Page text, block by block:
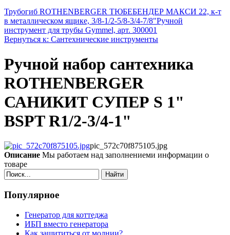
Трубогиб ROTHENBERGER ТЮБЕБЕНДЕР МАКСИ 22, к-т
в металлическом ящике, 3/8-1/2-5/8-3/4-7/8"Ручной
инструмент для трубы Gymmel, арт. 300001
Вернуться к: Сантехнические инструменты
Ручной набор сантехника
ROTHENBERGER
САНИКИТ СУПЕР S 1"
BSPT R1/2-3/4-1"
pic_572c70f875105.jpg
Описание Мы работаем над заполнениеми информации о
товаре
Найти
Популярное
Генератор для коттеджа
ИБП вместо генератора
Как защититься от молнии?